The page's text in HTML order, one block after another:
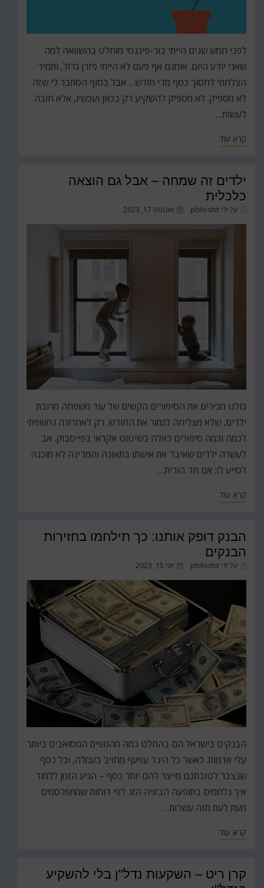
לפני חמש שנים הייתי בוּר-פיננסי מוחלט בהשוואה למה
שאני יודע היום. אומנם אף פעם לא הייתי פזרן גדול, ותמיד
הצלחתי לחסוך כסף מדי חודש… אבל בסוף הסתבר לי שזה
לא מספיק. לא מספיק להשקיע רק בכאן ועכשיו, אלא חובה
לעשות…
קרא עוד
ילדים זה שמחה – אבל גם הוצאה
כלכלית
על ידי philoshit
פורסםאוגוסט 17, 2023
כולנו מכירים את הסיפורים הקשים של עוד משפחה מרובת
ילדים, שלא מצליחה לגמור את החודש. רק לאחרונה נחשפתי
לכמה וכמה סיפורים כאלה בשיטוט אקראי בפייסבוק. אב
לעשרה ילדים שאיבד את אישתו בתאונה והמדינה לא מוכנה
לסייע לו; אם חד הורית…
קרא עוד
הבנק דופק אותנו: כך תילחמו בחזירות
הבנקים
על ידי philoshit
פורסם
יוני 15, 2023
הבנקים בישראל הם בהחלט כמה מהגופים המסואבים ביותר
עלי אדמות. כאשר כל הינד עפעף מחויב בעמלה, וכל כסף
שנצבר לטובתכם מייצר להם יותר כסף – הגיע הזמן ללמוד
איך נלחמים בתופעה הבזויה הזו. לפי דוחות שמתפרסמים
מעת לעת מזה עשרות…
קרא עוד
קרן ריט – השקעות נדל"ן בלי להשקיע